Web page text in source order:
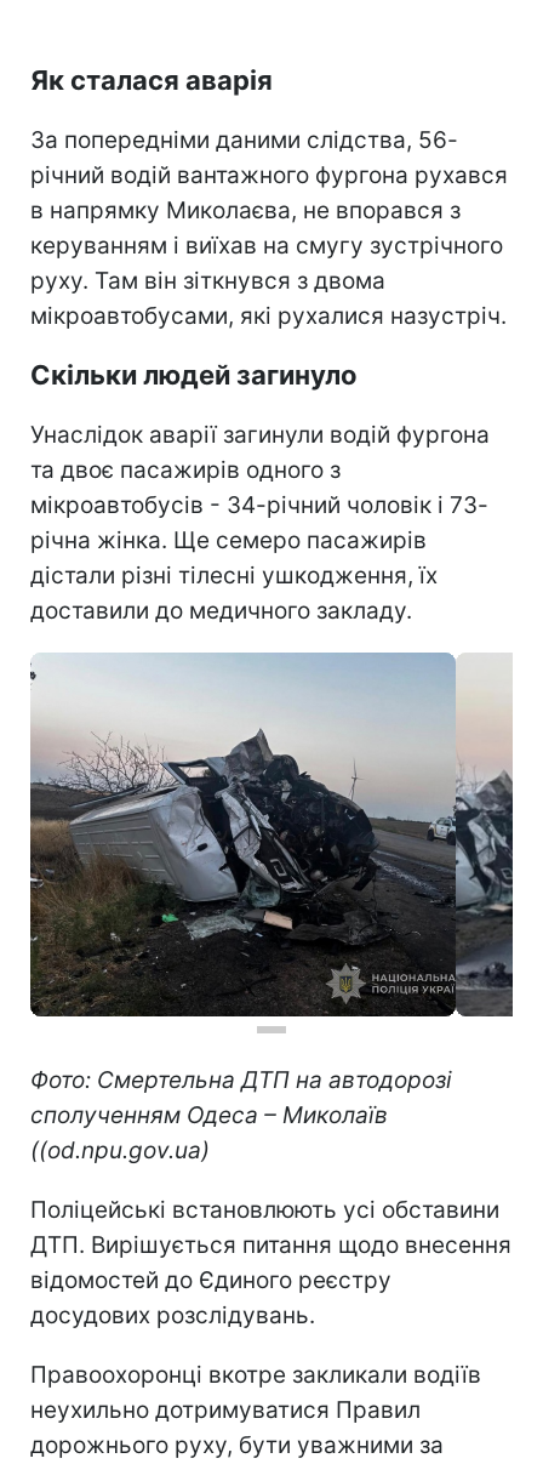
Як сталася аварія
За попередніми даними слідства, 56-
річний водій вантажного фургона рухався
в напрямку Миколаєва, не впорався з
керуванням і виїхав на смугу зустрічного
руху. Там він зіткнувся з двома
мікроавтобусами, які рухалися назустріч.
Скільки людей загинуло
Унаслідок аварії загинули водій фургона
та двоє пасажирів одного з
мікроавтобусів - 34-річний чоловік і 73-
річна жінка. Ще семеро пасажирів
дістали різні тілесні ушкодження, їх
доставили до медичного закладу.
Фото: Смертельна ДТП на автодорозі
сполученням Одеса – Миколаїв
((od.npu.gov.ua)
Поліцейські встановлюють усі обставини
ДТП. Вирішується питання щодо внесення
відомостей до Єдиного реєстру
досудових розслідувань.
Правоохоронці вкотре закликали водіїв
неухильно дотримуватися Правил
дорожнього руху, бути уважними за